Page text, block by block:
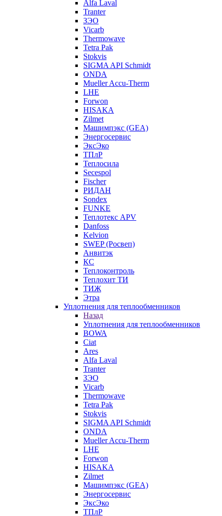
Alfa Laval
Tranter
ЗЭО
Vicarb
Thermowave
Tetra Pak
Stokvis
SIGMA API Schmidt
ONDA
Mueller Accu-Therm
LHE
Forwon
HISAKA
Zilmet
Машимпэкс (GEA)
Энергосервис
ЭксЭко
ТПлР
Теплосила
Secespol
Fischer
РИДАН
Sondex
FUNKE
Теплотекс APV
Danfoss
Kelvion
SWEP (Росвеп)
Анвитэк
КС
Теплоконтроль
Теплохит ТИ
ТИЖ
Этра
Уплотнения для теплообменников
Назад
Уплотнения для теплообменников
BOWA
Ciat
Ares
Alfa Laval
Tranter
ЗЭО
Vicarb
Thermowave
Tetra Pak
Stokvis
SIGMA API Schmidt
ONDA
Mueller Accu-Therm
LHE
Forwon
HISAKA
Zilmet
Машимпэкс (GEA)
Энергосервис
ЭксЭко
ТПлР